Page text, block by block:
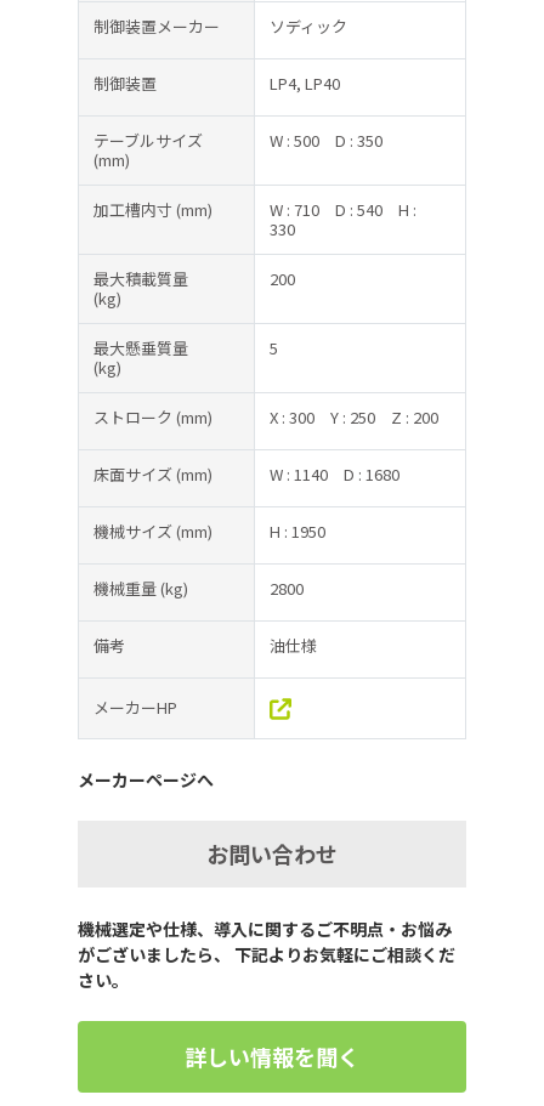
制御装置メーカー ソディック
制御装置 LP4, LP40
テーブルサイズ
(mm)
W : 500 D : 350
加工槽内寸 (mm) W : 710 D : 540
H :
330
最大積載質量
(kg)
200
最大懸垂質量
(kg)
5
ストローク (mm) X : 300 Y : 250 Z : 200
床面サイズ(mm) W : 1140 D : 1680
機械サイズ(mm) H : 1950
機械重量(kg) 2800
備考 油仕様
メーカーHP
メーカーページへ
お問い合わせ
機械選定や仕様、導入に関するご不明点・お悩み
がございましたら、 下記よりお気軽にご相談くだ
さい。
詳しい情報を聞く